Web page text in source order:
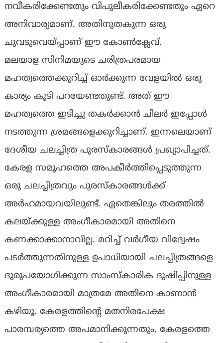
നവീകരിക്കേണ്ടതും വിപുലീകരിക്കേണ്ടതും ഏറെ
അനിവാര്യമാണ്. അതിനുതകുന്ന ഒരു
ചുവടുവെയ്പ്പാണ് ഈ കോണ്‍ക്ലേവ്.
മലയാള സിനിമയുടെ ചരിത്രപരമായ
മഹത്വത്തെക്കുറിച്ച് ഓര്‍ക്കുന്ന വേളയില്‍ ഒരു
കാര്യം കൂടി പറയേണ്ടതുണ്ട്. അത് ഈ
മഹത്വത്തെ ഇടിച്ചു തകര്‍ക്കാന്‍ ചിലര്‍ ഇപ്പോള്‍
നടത്തുന്ന ശ്രമങ്ങളെക്കുറിച്ചാണ്. ഇന്നലെയാണ്
ദേശീയ ചലച്ചിത്ര പുരസ്‌കാരങ്ങള്‍ പ്രഖ്യാപിച്ചത്.
കേരള സമൂഹത്തെ അപകീര്‍ത്തിപ്പെടുത്തുന്ന
ഒരു ചലച്ചിത്രവും പുരസ്‌കാരങ്ങള്‍ക്ക്
അര്‍ഹമായവയിലുണ്ട്. ഏതെങ്കിലും തരത്തില്‍
കലയ്ക്കുള്ള അംഗീകാരമായി അതിനെ
കണക്കാക്കാനാവില്ല. മറിച്ച് വര്‍ഗീയ വിദ്വേഷം
പടര്‍ത്തുന്നതിനുള്ള ഉപാധിയായി ചലച്ചിത്രങ്ങളെ
ദുരുപയോഗിക്കുന്ന സാംസ്‌കാരിക ദുഷിപ്പിനുള്ള
അംഗീകാരമായി മാത്രമേ അതിനെ കാണാന്‍
കഴിയൂ. കേരളത്തിന്റെ മതനിരപേക്ഷ
പാരമ്പര്യത്തെ അപമാനിക്കുന്നതും, കേരളത്തെ